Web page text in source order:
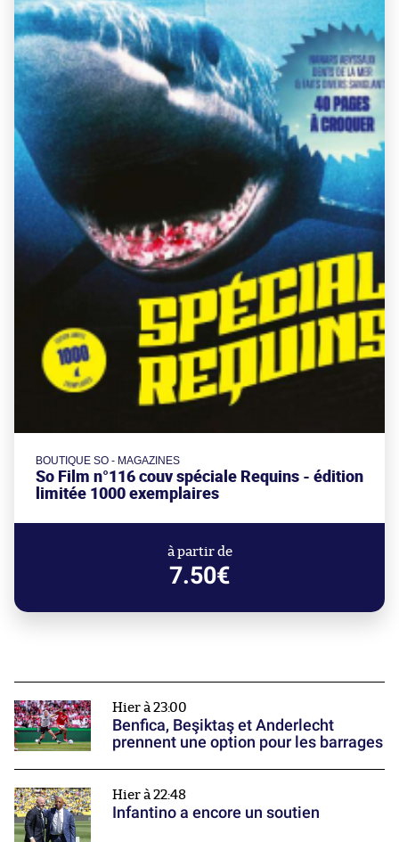
BOUTIQUE SO - MAGAZINES
So Film n°116 couv spéciale Requins - édition
limitée 1000 exemplaires
à partir de
7.50€
Hier à 23:00
Benfica, Beşiktaş et Anderlecht
prennent une option pour les barrages
Hier à 22:48
Infantino a encore un soutien